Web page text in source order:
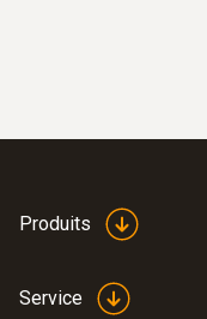
:0602 1993
Pointe de
planes
Produits
Service